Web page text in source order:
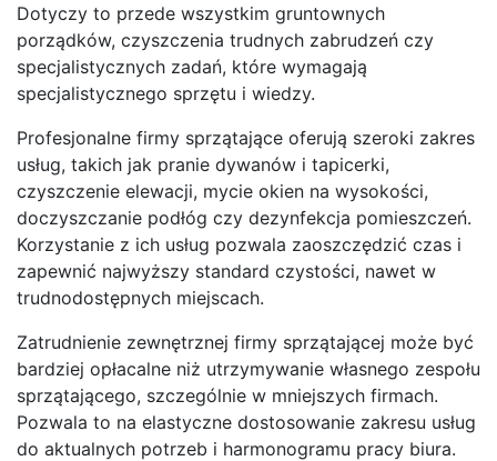
Dotyczy to przede wszystkim gruntownych
porządków, czyszczenia trudnych zabrudzeń czy
specjalistycznych zadań, które wymagają
specjalistycznego sprzętu i wiedzy.
Profesjonalne firmy sprzątające oferują szeroki zakres
usług, takich jak pranie dywanów i tapicerki,
czyszczenie elewacji, mycie okien na wysokości,
doczyszczanie podłóg czy dezynfekcja pomieszczeń.
Korzystanie z ich usług pozwala zaoszczędzić czas i
zapewnić najwyższy standard czystości, nawet w
trudnodostępnych miejscach.
Zatrudnienie zewnętrznej firmy sprzątającej może być
bardziej opłacalne niż utrzymywanie własnego zespołu
sprzątającego, szczególnie w mniejszych firmach.
Pozwala to na elastyczne dostosowanie zakresu usług
do aktualnych potrzeb i harmonogramu pracy biura.